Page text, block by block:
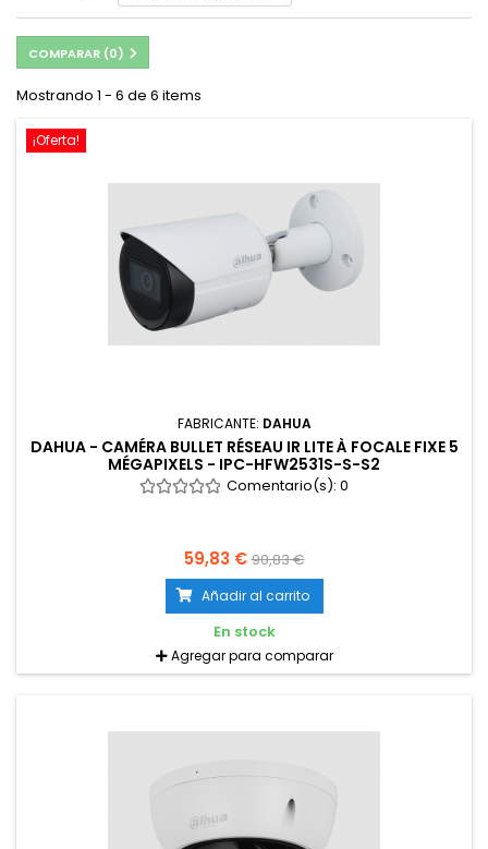
COMPARAR (0)
Mostrando 1 - 6 de 6 items
¡Oferta!
FABRICANTE: DAHUA
DAHUA - CAMÉRA BULLET RÉSEAU IR LITE À FOCALE FIXE 5
MÉGAPIXELS - IPC-HFW2531S-S-S2
Comentario(s): 0
59,83 €90,83 €
Añadir al carrito
En stock
Agregar para comparar